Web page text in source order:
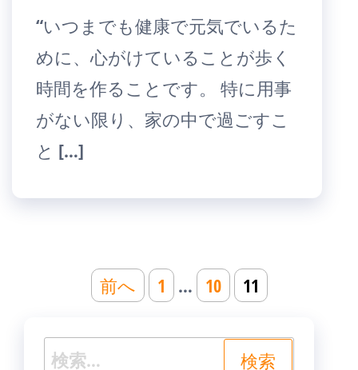
“いつまでも健康で元気でいるた
めに、心がけていることが歩く
時間を作ることです。 特に用事
がない限り、家の中で過ごすこ
と […]
の
前へ 1 … 10 11
検